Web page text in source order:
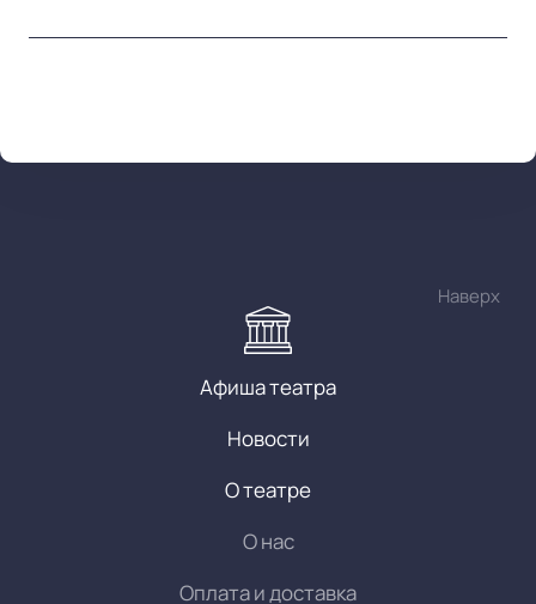
Наверх
Афиша театра
Новости
О театре
О нас
Оплата и доставка